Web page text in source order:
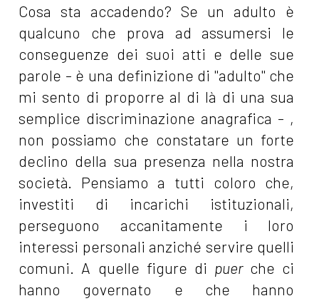
Cosa sta accadendo? Se un adulto è
qualcuno che prova ad assumersi le
conseguenze dei suoi atti e delle sue
parole - è una definizione di "adulto" che
mi sento di proporre al di là di una sua
semplice discriminazione anagrafica - ,
non possiamo che constatare un forte
declino della sua presenza nella nostra
società. Pensiamo a tutti coloro che,
investiti di incarichi istituzionali,
perseguono accanitamente i loro
interessi personali anziché servire quelli
comuni. A quelle figure di puerche ci
hanno governato e che hanno